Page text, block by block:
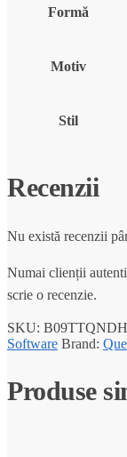
Formă
Motiv
Stil
Recenzii
Nu există recenzii
Numai clienții
scrie o recenzie.
SKU:
Software Brand:
Produse